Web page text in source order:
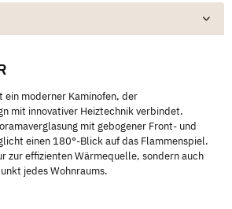
ein moderner Kaminofen, der
mit innovativer Heiztechnik verbindet.
mit gebogener Front- und
einen 180°-Blick auf das Flammenspiel.
zur effizienten Wärmequelle, sondern auch
jedes Wohnraums.